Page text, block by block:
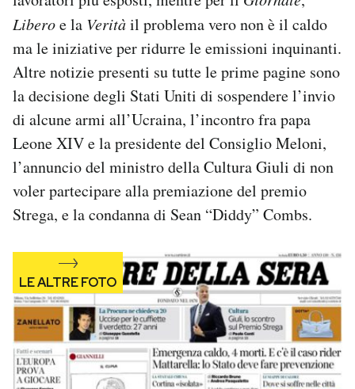
CALENDARIO
AREA PERSONALE
Area Personale
Newsletter
Regala il Post
Hai bisogno di aiuto?
Esci
Liberoe la Veritàil problema vero non è il caldo
ma le iniziative per ridurre le emissioni inquinanti.
Altre notizie presenti su tutte le prime pagine sono
la decisione degli Stati Uniti di sospendere l’invio
di alcune armi all’Ucraina, l’incontro fra papa
Leone XIV e la presidente del Consiglio Meloni,
l’annuncio del ministro della Cultura Giuli di non
voler partecipare alla premiazione del premio
Strega, e la condanna di Sean “Diddy” Combs.